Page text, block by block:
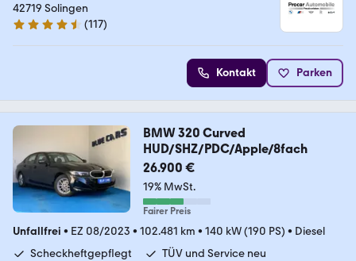
42719 Solingen
4.6 Sterne
(117)
Kontakt Parken
BMW 320 Curved
HUD/SHZ/PDC/Apple/8fach
26.900 €
19% MwSt.
Fairer Preis
Unfallfrei • EZ 08/2023 • 102.481 km • 140 kW (190 PS) • Diesel
Scheckheftgepflegt
TÜV und Service neu